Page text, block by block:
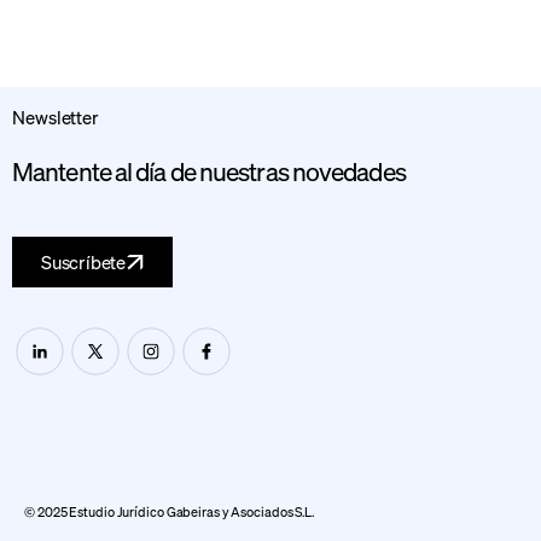
Newsletter
Mantente al día de nuestras novedades
Suscríbete
© 2025 Estudio Jurídico Gabeiras y Asociados S.L.